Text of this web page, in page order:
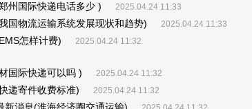
州国际快递电话多少 ) 2025.04.24 11:33
国物流运输系统发展现状和趋势) 2025.04.24 11:33
怎样计费) 2025.04.24 11:32
国际快递可以吗 ) 2025.04.24 11:32
递寄件收费标准) 2025.04.24 11:32